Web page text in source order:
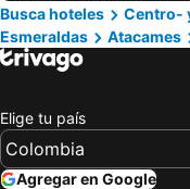
Busca hoteles
Centro-
Esmeraldas
Atacames
Elige tu país
Agregar en Google